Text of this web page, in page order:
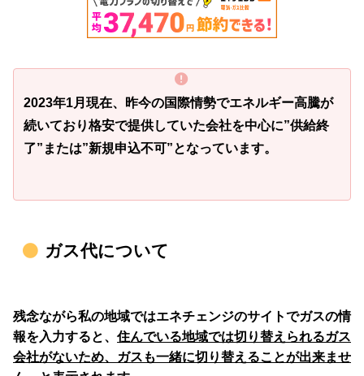
2023年1月現在、昨今の国際情勢でエネルギー高騰が
続いており格安で提供していた会社を中心に”供給終
了”または”新規申込不可”となっています。
ガス代について
残念ながら私の地域ではエネチェンジのサイトでガスの情
報を入力すると、 住んでいる地域では切り替えられるガス
会社がないため、ガスも一緒に切り替えることが出来ませ